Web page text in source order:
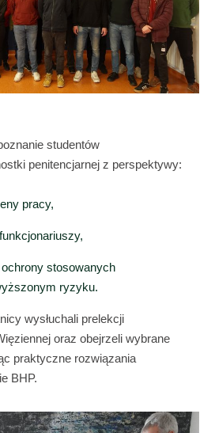
studentów
penitencjarnej z perspektywy:
pracy,
stosowanych
ryzyku.
wysłuchali prelekcji
oraz obejrzeli wybrane
praktyczne rozwiązania
BHP.